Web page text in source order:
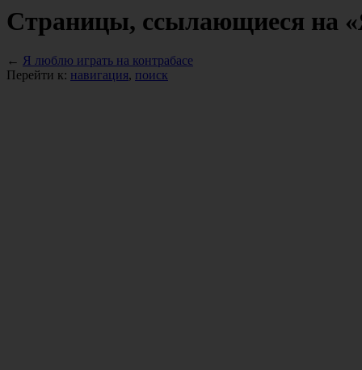
Страницы, ссылающиеся на
← Я люблю играть на контрабасе
Перейти к: навигация, поиск